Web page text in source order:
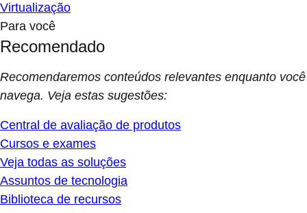
Virtualização
Para você
Recomendado
Recomendaremos conteúdos relevantes enquanto você
navega. Veja estas sugestões:
Central de avaliação de produtos
Cursos e exames
Veja todas as soluções
Assuntos de tecnologia
Biblioteca de recursos